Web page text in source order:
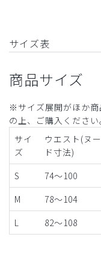
サイズ表
商品サイズ
※サイズ展開がほか商
の上、ご購入ください
サイ
ズ
ウエスト(ヌー
ド寸法)
S 74～100
M
78～104
L
82～108